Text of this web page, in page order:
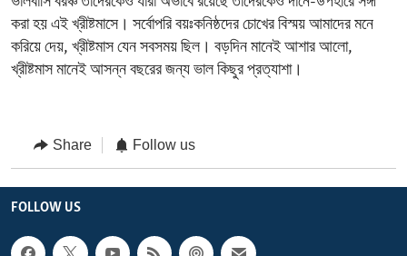
করা হয় এই খ্রীষ্টমাসে। সর্বোপরি বয়ঃকনিষ্ঠদের চোখের বিস্ময় আমাদের মনে
করিয়ে দেয়, খ্রীষ্টমাস যেন সবসময় ছিল। বড়দিন মানেই আশার আলো,
খ্রীষ্টমাস মানেই আসন্ন বছরের জন্য ভাল কিছুর প্রত্যাশা।
Share Follow us
FOLLOW US